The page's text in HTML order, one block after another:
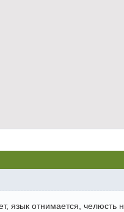
язык отнимается,